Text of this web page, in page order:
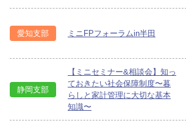
愛知支部 ミニFPフォーラムin半田
静岡支部
【ミニセミナー&相談会】知っ
ておきたい社会保障制度〜暮
らしと家計管理に大切な基本
知識〜